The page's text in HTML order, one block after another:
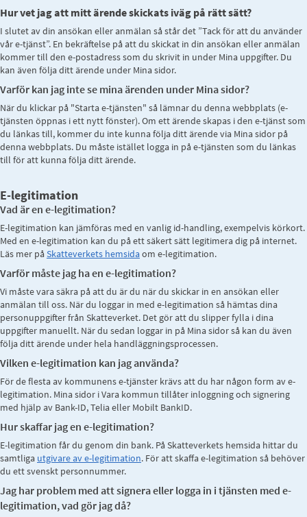
Hur vet jag att mitt ärende skickats iväg på rätt sätt?
I slutet av din ansökan eller anmälan så står det ”Tack för att du använder
vår e-tjänst”. En bekräftelse på att du skickat in din ansökan eller anmälan
kommer till den e-postadress som du skrivit in under Mina uppgifter. Du
kan även följa ditt ärende under Mina sidor.
Varför kan jag inte se mina ärenden under Mina sidor?
När du klickar på "Starta e-tjänsten" så lämnar du denna webbplats (e-
tjänsten öppnas i ett nytt fönster). Om ett ärende skapas i den e-tjänst som
du länkas till, kommer du inte kunna följa ditt ärende via Mina sidor på
denna webbplats. Du måste istället logga in på e-tjänsten som du länkas
till för att kunna följa ditt ärende.
E-legitimation
Vad är en e-legitimation?
E-legitimation kan jämföras med en vanlig id-handling, exempelvis körkort.
Med en e-legitimation kan du på ett säkert sätt legitimera dig på internet.
Läs mer påSkatteverkets hemsidaom e-legitimation.
Varför måste jag ha en e-legitimation?
Vi måste vara säkra på att du är du när du skickar in en ansökan eller
anmälan till oss. När du loggar in med e-legitimation så hämtas dina
personuppgifter från Skatteverket. Det gör att du slipper fylla i dina
uppgifter manuellt. När du sedan loggar in på Mina sidor så kan du även
följa ditt ärende under hela handläggningsprocessen.
Vilken e-legitimation kan jag använda?
För de flesta av kommunens e-tjänster krävs att du har någon form av e-
legitimation. Mina sidor i Vara kommun tillåter inloggning och signering
med hjälp av Bank-ID, Telia eller Mobilt BankID.
Hur skaffar jag en e-legitimation?
E-legitimation får du genom din bank. På Skatteverkets hemsida hittar du
samtliga utgivare av e-legitimation. För att skaffa e-legitimation så behöver
du ett svenskt personnummer.
Jag har problem med att signera eller logga in i tjänsten med e-
legitimation, vad gör jag då?